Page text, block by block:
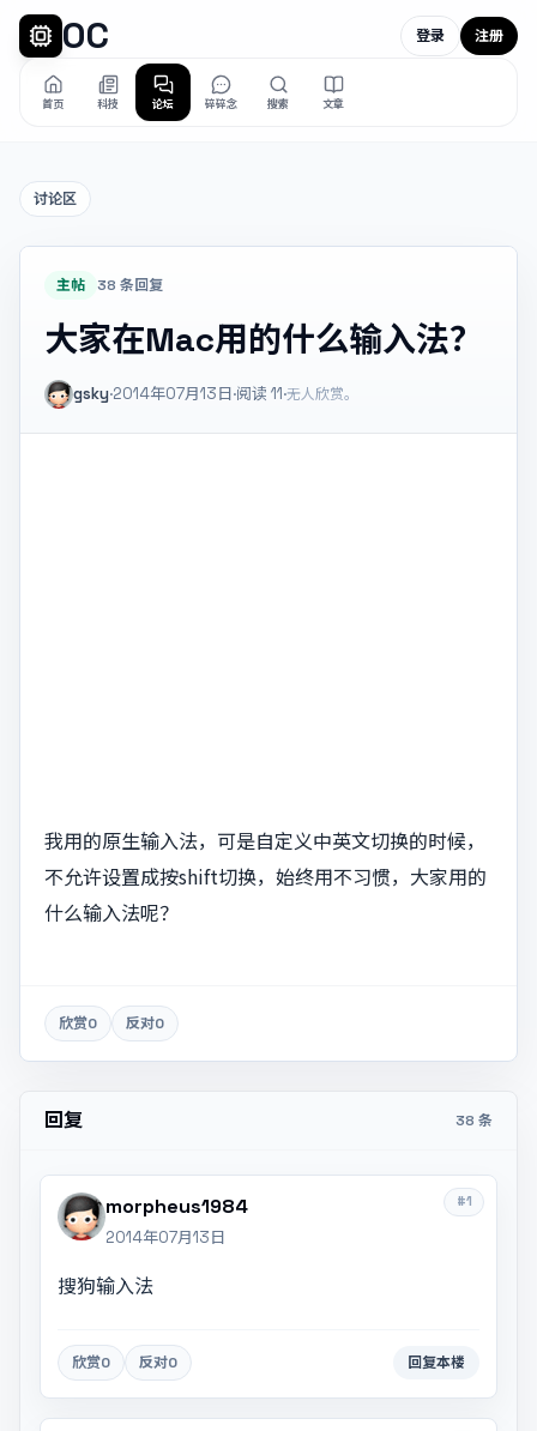
OC
首页 科技 论坛 碎碎念 搜索 文章
登录 注册
讨论区
主帖 38 条回复
大家在Mac用的什么输入法？
gsky·2014年07月13日·阅读 11·无人欣赏。
我用的原生输入法，可是自定义中英文切换的时候，
不允许设置成按shift切换，始终用不习惯，大家用的
什么输入法呢？
欣赏0 反对0
回复 38 条
#1
morpheus1984
2014年07月13日
搜狗输入法
欣赏0 反对0 回复本楼